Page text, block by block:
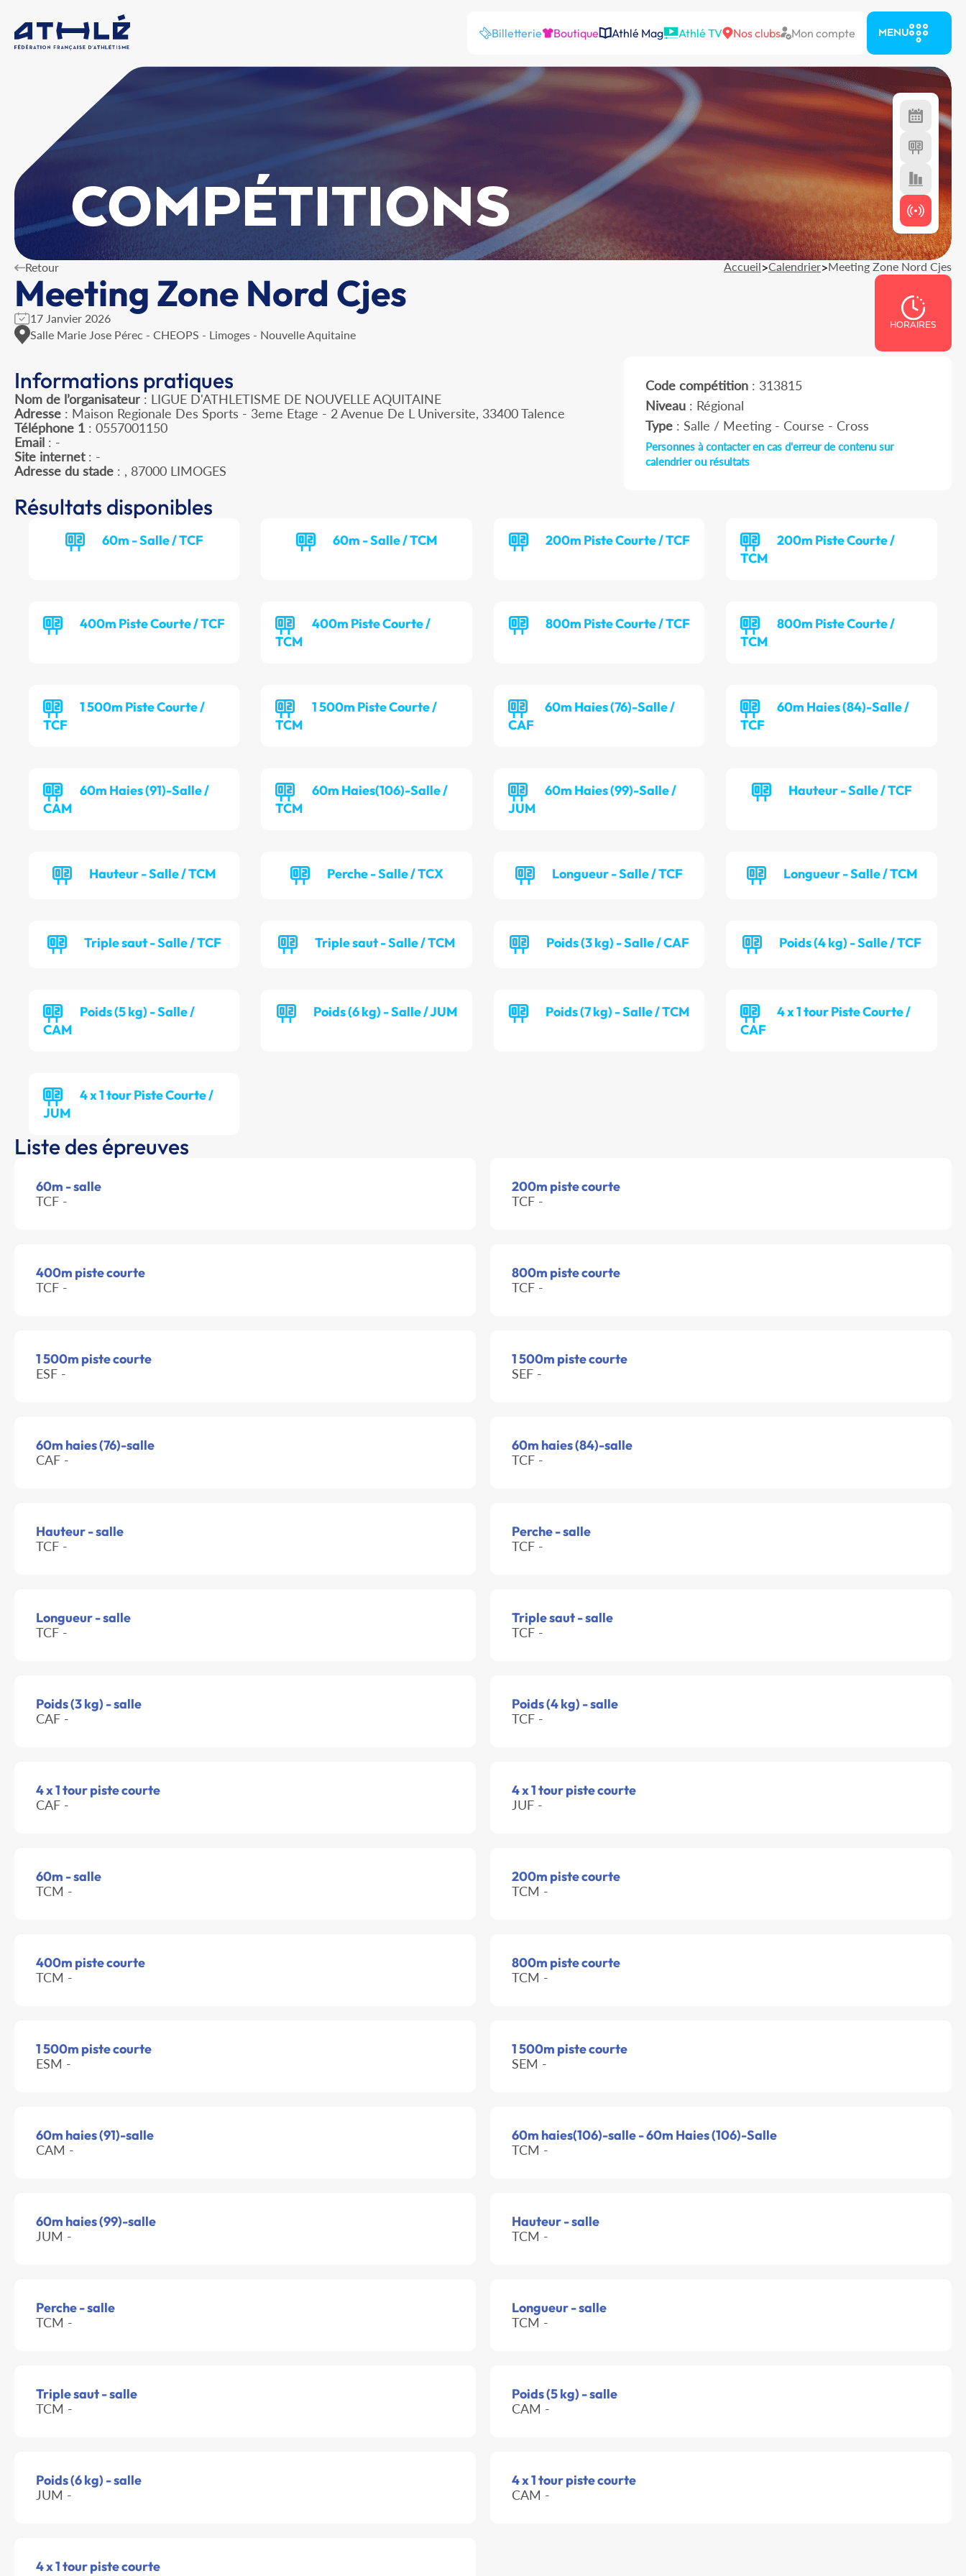
Billetterie Boutique Athlé Mag Athlé TV Nos clubs Mon compte MENU
COMPÉTITIONS
Retour Accueil>Calendrier>Meeting Zone Nord Cjes
Meeting Zone Nord Cjes
17 Janvier 2026
Salle Marie Jose Pérec - CHEOPS - Limoges - Nouvelle Aquitaine
HORAIRES
Informations pratiques
Nom de l’organisateur : LIGUE D'ATHLETISME DE NOUVELLE AQUITAINE
Adresse : Maison Regionale Des Sports - 3eme Etage - 2 Avenue De L Universite, 33400 Talence
Téléphone 1 : 0557001150
Email : -
Site internet: -
Adresse du stade : , 87000 LIMOGES
Code compétition: 313815
Niveau: Régional
Type: Salle / Meeting - Course - Cross
Personnes à contacter en cas d'erreur de contenu sur
calendrier ou résultats
Résultats disponibles
60m - Salle / TCF 60m - Salle / TCM 200m Piste Courte / TCF
200m Piste Courte /
TCM
400m Piste Courte / TCF
400m Piste Courte /
TCM
800m Piste Courte / TCF
800m Piste Courte /
TCM
1 500m Piste Courte /
TCF
1 500m Piste Courte /
TCM
60m Haies (76)-Salle /
CAF
60m Haies (84)-Salle /
TCF
60m Haies (91)-Salle /
CAM
60m Haies(106)-Salle /
TCM
60m Haies (99)-Salle /
JUM
Hauteur - Salle / TCF
Hauteur - Salle / TCM Perche - Salle / TCX Longueur - Salle / TCF Longueur - Salle / TCM
Triple saut - Salle / TCF Triple saut - Salle / TCM Poids (3 kg) - Salle / CAF Poids (4 kg) - Salle / TCF
Poids (5 kg) - Salle /
CAM
Poids (6 kg) - Salle / JUM Poids (7 kg) - Salle / TCM
4 x 1 tour Piste Courte /
CAF
4 x 1 tour Piste Courte /
JUM
Liste des épreuves
60m - salle
TCF -
200m piste courte
TCF -
400m piste courte
TCF -
800m piste courte
TCF -
1 500m piste courte
ESF -
1 500m piste courte
SEF -
60m haies (76)-salle
CAF -
60m haies (84)-salle
TCF -
Hauteur - salle
TCF -
Perche - salle
TCF -
Longueur - salle
TCF -
Triple saut - salle
TCF -
Poids (3 kg) - salle
CAF -
Poids (4 kg) - salle
TCF -
4 x 1 tour piste courte
CAF -
4 x 1 tour piste courte
JUF -
60m - salle
TCM -
200m piste courte
TCM -
400m piste courte
TCM -
800m piste courte
TCM -
1 500m piste courte
ESM -
1 500m piste courte
SEM -
60m haies (91)-salle
CAM -
60m haies(106)-salle - 60m Haies (106)-Salle
TCM -
60m haies (99)-salle
JUM -
Hauteur - salle
TCM -
Perche - salle
TCM -
Longueur - salle
TCM -
Triple saut - salle
TCM -
Poids (5 kg) - salle
CAM -
Poids (6 kg) - salle
JUM -
4 x 1 tour piste courte
CAM -
4 x 1 tour piste courte